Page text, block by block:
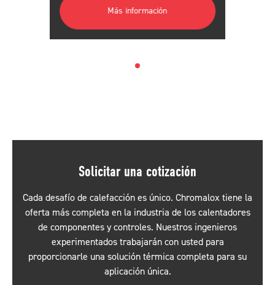
Más información
Solicitar una cotización
Cada desafío de calefacción es único. Chromalox tiene la
oferta más completa en la industria de los calentadores
de componentes y controles. Nuestros ingenieros
experimentados trabajarán con usted para
proporcionarle una solución térmica completa para su
aplicación única.